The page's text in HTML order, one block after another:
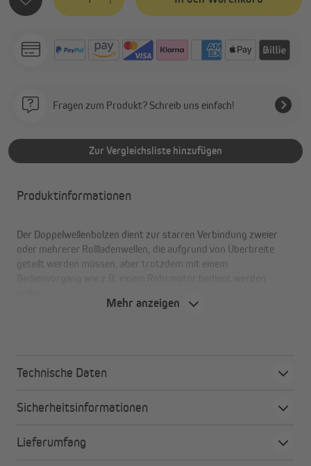
Fragen zum Produkt? Schreib uns einfach!
Zur Vergleichsliste hinzufügen
Produktinformationen
Der Doppelwellenbolzen dient zur starren Verbindung zweier
oder mehrerer Rollladenwellen, die aufgrund von Überbreite
geteilt werden müssen, aber trotzdem mit einem
Mehr anzeigen
Technische Daten
Sicherheitsinformationen
Lieferumfang